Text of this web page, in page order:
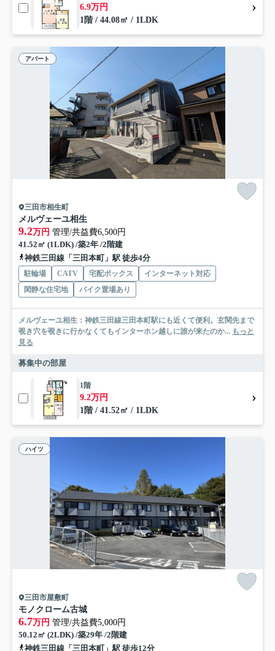
6.9万円
1階 / 44.08㎡ / 1LDK
アパート
三田市相生町
メルヴェーユ相生
9.2万円 管理/共益費6,500円
41.52㎡ (1LDK) /築2年 /2階建
神鉄三田線「三田本町」駅 徒歩4分
駐輪場 CATV 宅配ボックス
インターネット対応
閑静な住宅地
バイク置場あり
メルヴェーユ相生：神鉄三田線三田本町駅にも近くて便利。玄関先まで
覗き穴を覗きに行かなくてもインターホン越しに誰が来たのか... もっと
見る
募集中の部屋
1階
9.2万円
1階 / 41.52㎡ / 1LDK
ハイツ
三田市屋敷町
モノクローム古城
6.7万円 管理/共益費5,000円
50.12㎡ (2LDK) /築29年 /2階建
神鉄三田線「三田本町」駅 徒歩12分